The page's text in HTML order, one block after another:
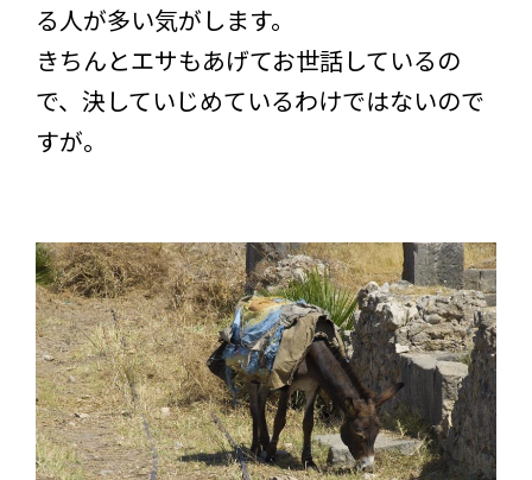
る人が多い気がします。
きちんとエサもあげてお世話しているの
で、決していじめているわけではないので
すが。